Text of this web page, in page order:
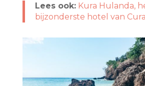
Lees ook: Kura Hulanda,
bijzonderste hotel van